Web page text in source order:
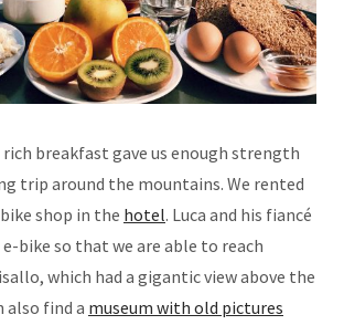
breakfast gave us enough strength
trip around the mountains. We rented
shop in the hotel. Luca and his fiancé
bike so that we are able to reach
which had a gigantic view above the
also find a museum with old pictures